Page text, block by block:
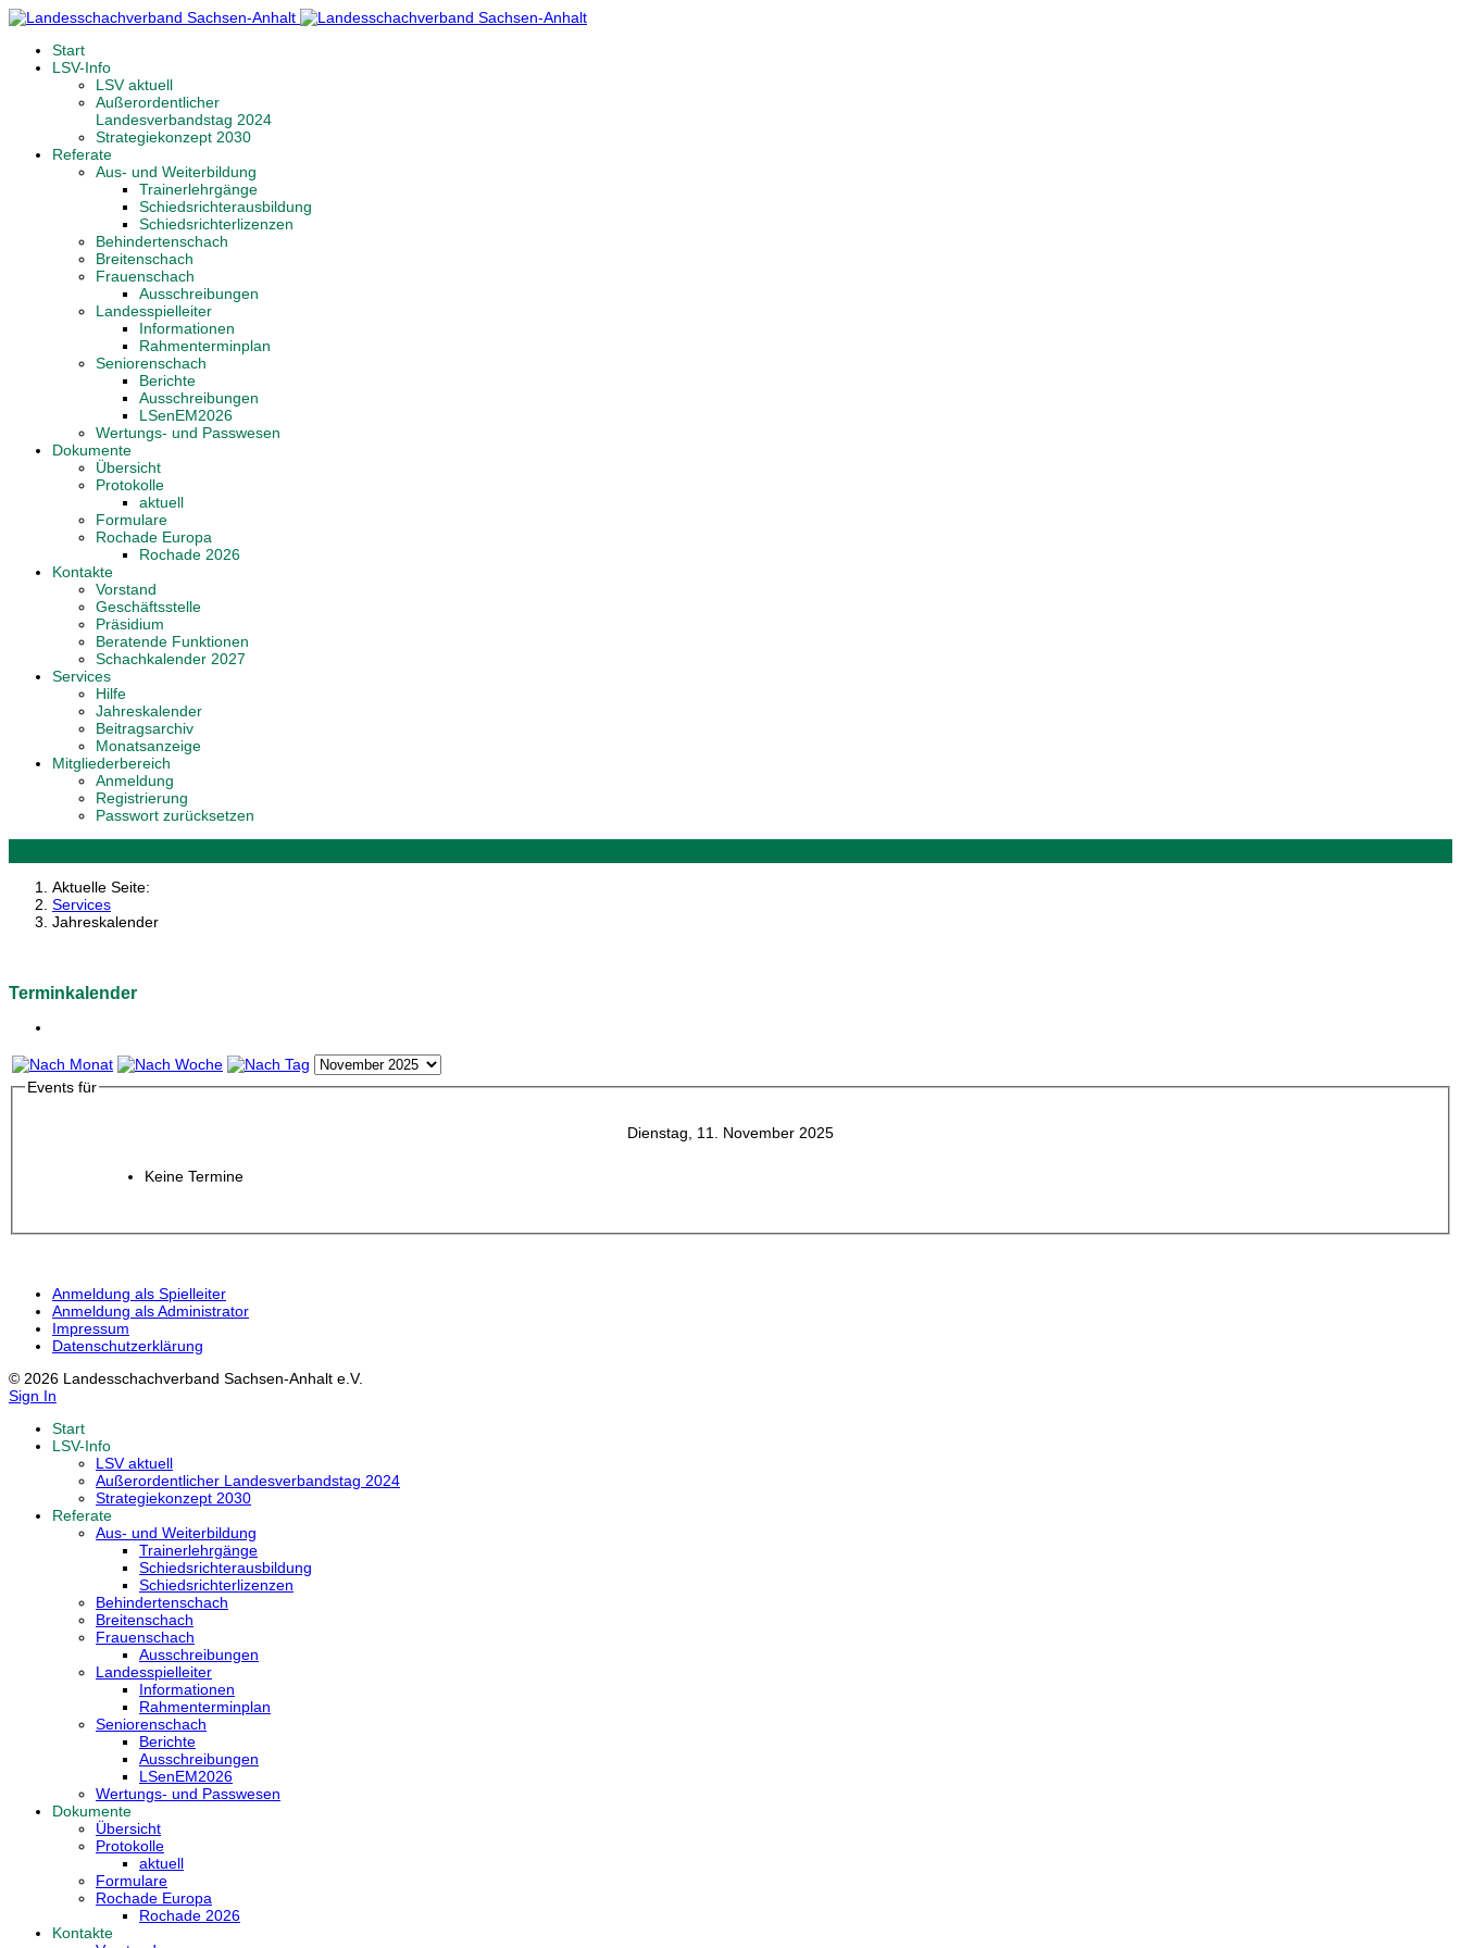
Start
LSV-Info
LSV aktuell
Außerordentlicher
Landesverbandstag 2024
Strategiekonzept 2030
Referate
Aus- und Weiterbildung
Trainerlehrgänge
Schiedsrichterausbildung
Schiedsrichterlizenzen
Behindertenschach
Breitenschach
Frauenschach
Ausschreibungen
Landesspielleiter
Informationen
Rahmenterminplan
Seniorenschach
Berichte
Ausschreibungen
LSenEM2026
Wertungs- und Passwesen
Dokumente
Übersicht
Protokolle
aktuell
Formulare
Rochade Europa
Rochade 2026
Kontakte
Vorstand
Geschäftsstelle
Präsidium
Beratende Funktionen
Schachkalender 2027
Services
Hilfe
Jahreskalender
Beitragsarchiv
Monatsanzeige
Mitgliederbereich
Anmeldung
Registrierung
Passwort zurücksetzen
Aktuelle Seite:
Services
Jahreskalender
Terminkalender
Events für
Dienstag, 11. November 2025
Keine Termine
Anmeldung als Spielleiter
Anmeldung als Administrator
Impressum
Datenschutzerklärung
© 2026 Landesschachverband Sachsen-Anhalt e.V.
Sign In
Start
LSV-Info
LSV aktuell
Außerordentlicher Landesverbandstag 2024
Strategiekonzept 2030
Referate
Aus- und Weiterbildung
Trainerlehrgänge
Schiedsrichterausbildung
Schiedsrichterlizenzen
Behindertenschach
Breitenschach
Frauenschach
Ausschreibungen
Landesspielleiter
Informationen
Rahmenterminplan
Seniorenschach
Berichte
Ausschreibungen
LSenEM2026
Wertungs- und Passwesen
Dokumente
Übersicht
Protokolle
aktuell
Formulare
Rochade Europa
Rochade 2026
Kontakte